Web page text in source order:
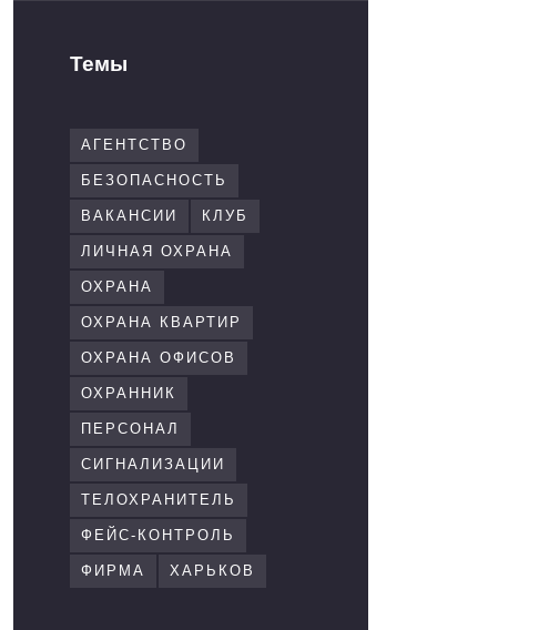
Темы
АГЕНТСТВО
БЕЗОПАСНОСТЬ
ВАКАНСИИ КЛУБ
ЛИЧНАЯ ОХРАНА
ОХРАНА
ОХРАНА КВАРТИР
ОХРАНА ОФИСОВ
ОХРАННИК
ПЕРСОНАЛ
СИГНАЛИЗАЦИИ
ТЕЛОХРАНИТЕЛЬ
ФЕЙС-КОНТРОЛЬ
ФИРМА ХАРЬКОВ